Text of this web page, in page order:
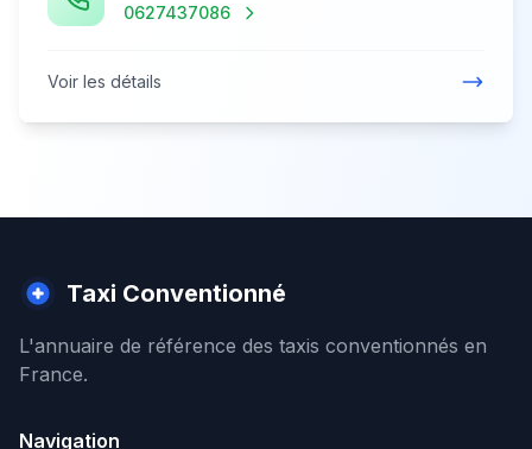
0627437086
Voir les détails
Taxi Conventionné
L'annuaire de référence des taxis conventionnés en
France.
Navigation